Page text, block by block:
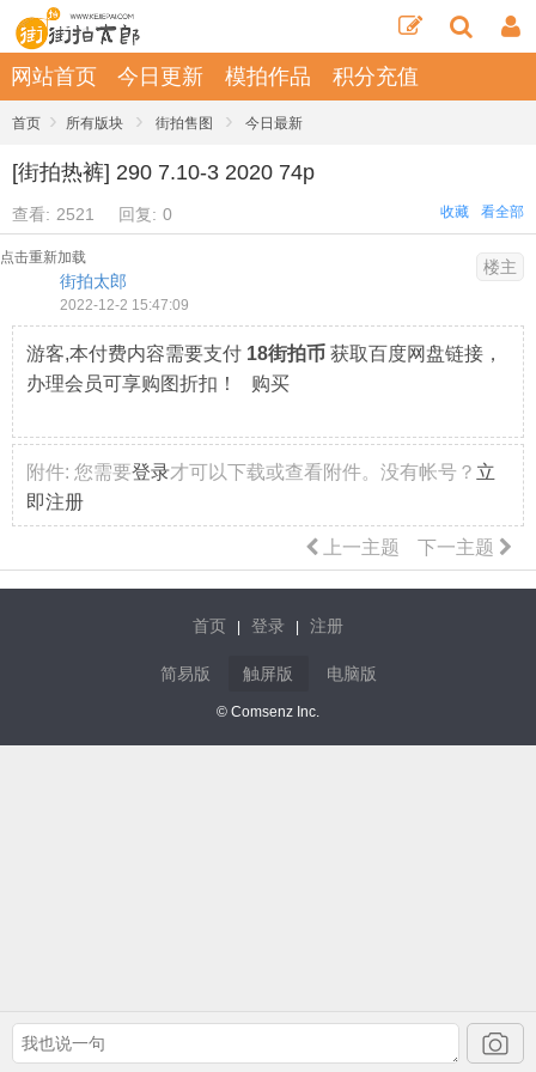
网站首页 今日更新 模拍作品 积分充值
首页 › 所有版块 › 街拍售图 › 今日最新
[街拍热裤] 290 7.10-3 2020 74p
查看: 2521 回复: 0 看全部
收藏
点击重新加载
街拍太郎
2022-12-2 15:47:09
楼主
游客,本付费内容需要支付 18街拍币 获取百度网盘链接，
办理会员可享购图折扣！ 购买
附件: 您需要登录才可以下载或查看附件。没有帐号？ 立
即注册
下一主题
上一主题
首页 登录 注册
简易版 触屏版 电脑版
© Comsenz Inc.